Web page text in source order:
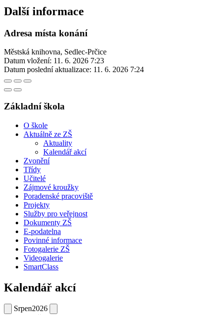
Další informace
Adresa místa konání
Městská knihovna, Sedlec-Prčice
Datum vložení: 11. 6. 2026 7:23
Datum poslední aktualizace: 11. 6. 2026 7:24
Základní škola
O škole
Aktuálně ze ZŠ
Aktuality
Kalendář akcí
Zvonění
Třídy
Učitelé
Zájmové kroužky
Poradenské pracoviště
Projekty
Služby pro veřejnost
Dokumenty ZŠ
E-podatelna
Povinné informace
Fotogalerie ZŠ
Videogalerie
SmartClass
Kalendář akcí
Srpen2026